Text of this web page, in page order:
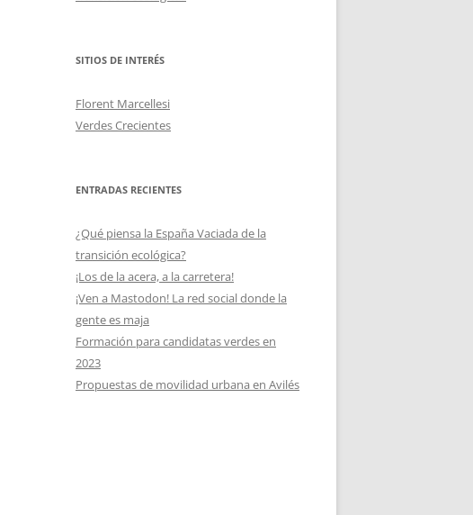
SITIOS DE INTERÉS
Florent Marcellesi
Verdes Crecientes
ENTRADAS RECIENTES
¿Qué piensa la España Vaciada de la
transición ecológica?
¡Los de la acera, a la carretera!
¡Ven a Mastodon! La red social donde la
gente es maja
Formación para candidatas verdes en
2023
Propuestas de movilidad urbana en Avilés